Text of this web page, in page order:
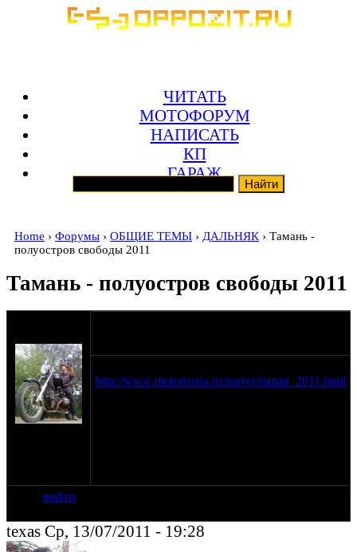
ЧИТАТЬ
МОТОФОРУМ
НАПИСАТЬ
КП
ГАРАЖ
Home › Форумы › ОБЩИЕ ТЕМЫ › ДАЛЬНЯК › Тамань -
полуостров свободы 2011
Тамань - полуостров свободы 2011
http://www.motorussia.ru/partys/taman_2011.html
войти
texas Ср, 13/07/2011 - 19:28